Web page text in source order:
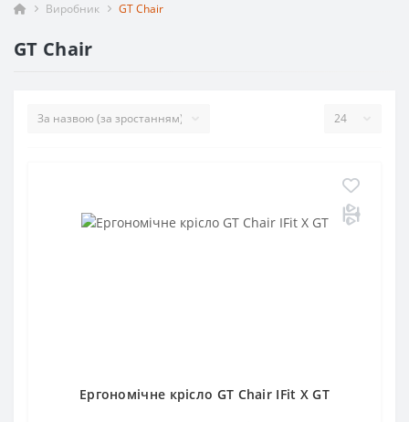
Виробник GT Chair
GT Chair
Ергономічне крісло GT Chair IFit X GT